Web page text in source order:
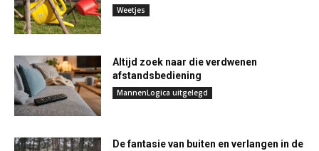
Weetjes
Altijd zoek naar die verdwenen
afstandsbediening
MannenLogica uitgelegd
De fantasie van buiten en verlangen in de